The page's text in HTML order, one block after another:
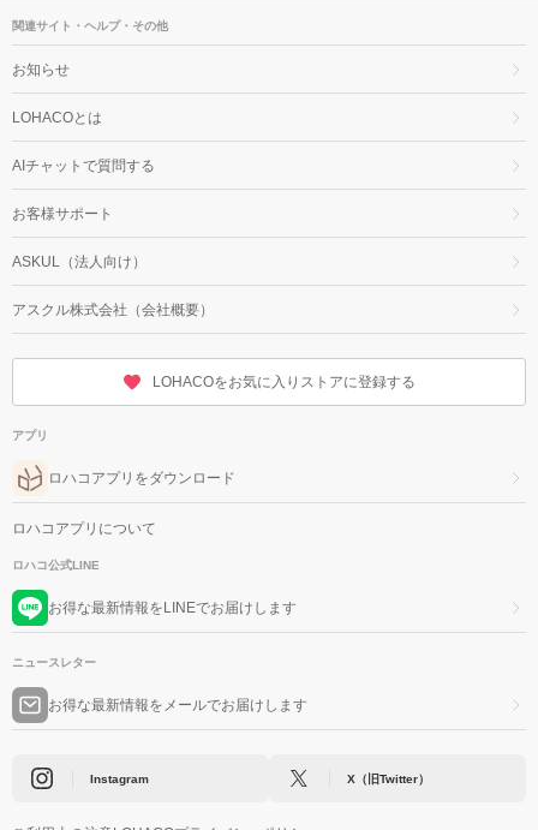
関連サイト・ヘルプ・その他
お知らせ
LOHACOとは
AIチャットで質問する
お客様サポート
ASKUL（法人向け）
アスクル株式会社（会社概要）
LOHACOをお気に入りストアに登録する
アプリ
ロハコアプリをダウンロード
ロハコアプリについて
ロハコ公式LINE
お得な最新情報をLINEでお届けします
ニュースレター
お得な最新情報をメールでお届けします
Instagram X（旧Twitter）